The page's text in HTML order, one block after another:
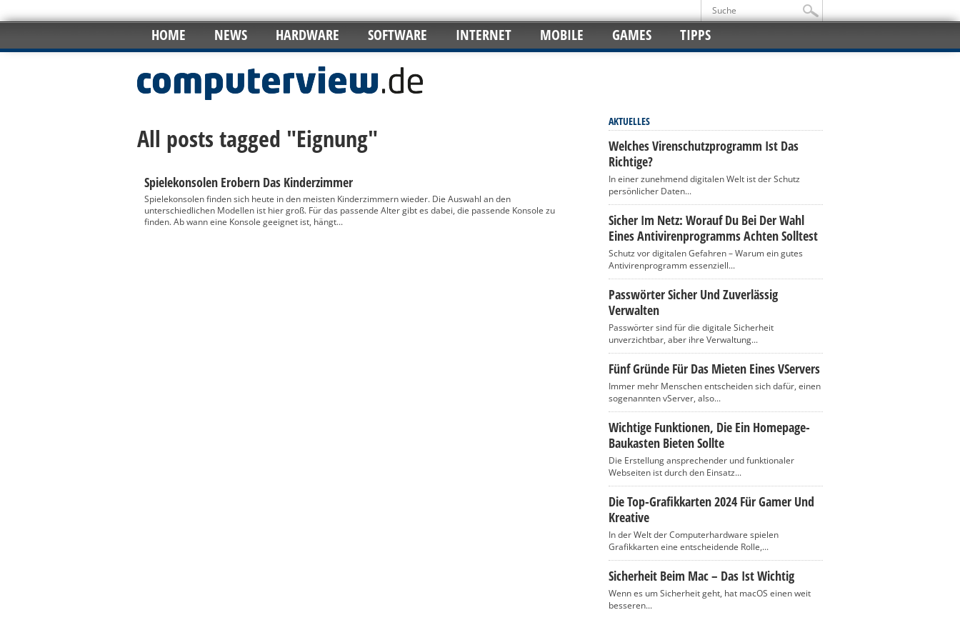
HOME NEWS HARDWARE SOFTWARE INTERNET MOBILE GAMES TIPPS
All posts tagged "Eignung"
Spielekonsolen Erobern Das Kinderzimmer
Spielekonsolen finden sich heute in den meisten Kinderzimmern wieder. Die Auswahl an den
unterschiedlichen Modellen ist hier groß. Für das passende Alter gibt es dabei, die passende Konsole zu
finden. Ab wann eine Konsole geeignet ist, hängt...
AKTUELLES
Welches Virenschutzprogramm Ist Das
Richtige?
In einer zunehmend digitalen Welt ist der Schutz
persönlicher Daten...
Sicher Im Netz: Worauf Du Bei Der Wahl
Eines Antivirenprogramms Achten Solltest
Schutz vor digitalen Gefahren – Warum ein gutes
Antivirenprogramm essenziell...
Passwörter Sicher Und Zuverlässig
Verwalten
Passwörter sind für die digitale Sicherheit
unverzichtbar, aber ihre Verwaltung...
Fünf Gründe Für Das Mieten Eines VServers
Immer mehr Menschen entscheiden sich dafür, einen
sogenannten vServer, also...
Wichtige Funktionen, Die Ein Homepage-
Baukasten Bieten Sollte
Die Erstellung ansprechender und funktionaler
Webseiten ist durch den Einsatz...
Die Top-Grafikkarten 2024 Für Gamer Und
Kreative
In der Welt der Computerhardware spielen
Grafikkarten eine entscheidende Rolle,...
Sicherheit Beim Mac – Das Ist Wichtig
Wenn es um Sicherheit geht, hat macOS einen weit
besseren...